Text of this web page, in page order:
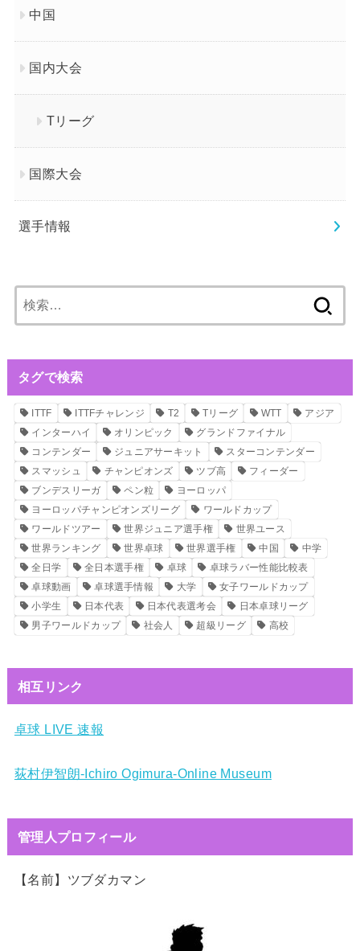
中国
国内大会
Tリーグ
国際大会
選手情報
索:
タグで検索
ITTF ITTFチャレンジ T2 Tリーグ WTT
アジア
インターハイ
オリンピック
グランドファイナル
コンテンダー
ジュニアサーキット
スターコンテンダー
スマッシュ
チャンピオンズ ツブ高
フィーダー
ブンデスリーガ
ペン粒
ヨーロッパ
ヨーロッパチャンピオンズリーグ
ワールドカップ
ワールドツアー
世界ジュニア選手権
世界ユース
世界ランキング
世界卓球 世界選手権 中国
中学
全日学
全日本選手権 卓球
卓球ラバー性能比較表
卓球動画
卓球選手情報 大学
女子ワールドカップ
小学生
日本代表 日本代表選考会
日本卓球リーグ
男子ワールドカップ
社会人 超級リーグ 高校
相互リンク
卓球 LIVE 速報
荻村伊智朗-Ichiro Ogimura-Online Museum
管理人プロフィール
【名前】ツブダカマン